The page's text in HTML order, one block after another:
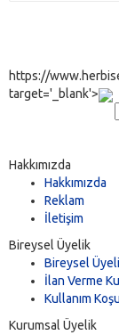
https://
target='_blank'>
Hakkımızda
Hakkımızda
Reklam
İletişim
Bireysel Üyelik
Bireysel
İlan Verme
Kullanım
Kurumsal Üyelik